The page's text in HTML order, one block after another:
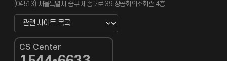
(04513) 서울특별시 중구 세종대로 39 상공회의소회관 4층
관련 사이트 바로가기 새창열림
CS Center